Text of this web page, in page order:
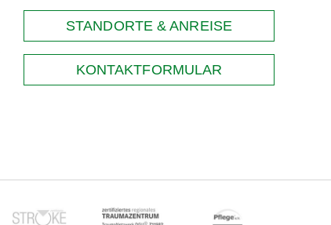
STANDORTE & ANREISE
KONTAKTFORMULAR